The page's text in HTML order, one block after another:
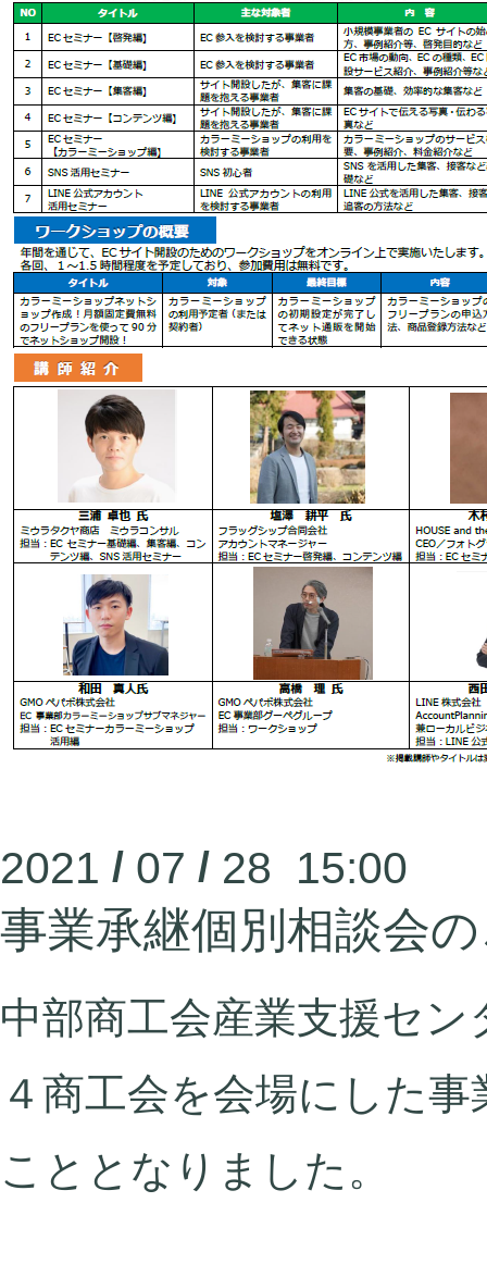
2021 / 07 / 28 15:00
事業承継個別相談会
中部商工会産業支援セ
４商工会を会場にした
こととなりました。